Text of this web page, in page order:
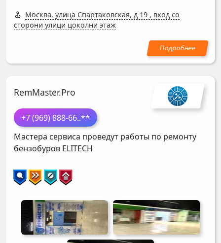
Москва, улица Спартаковская, д 19 , вход со
сторони улици цоколни этаж
RemMaster.Pro
+7 (969) 888-66..**
Мастера сервиса проведут работы по ремонту
бензобуров ELITECH